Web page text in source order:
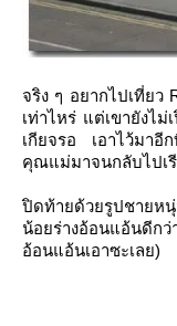
จริง ๆ อยากไปเที่ยว
เท่าไหร่ แต่เขายังไ
เกียจรอ เอาไว้มา
คุณแม่มาจนกลับไปเ
ปิดท้ายด้วยรูปชายห
น้อยร่างอ้อนแอ้นดีกว่
อ้อนแอ้นเอาซะเลย)